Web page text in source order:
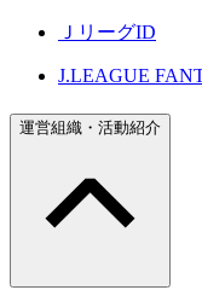
ＪリーグID
J.LEAGUE
運営組織・活動紹介